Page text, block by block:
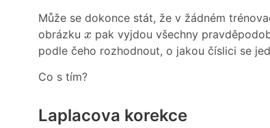
Může se dokonce stát, že v žádném
obrázku x
x pak vyjdou všechny
podle čeho rozhodnout, o jakou číslici se
Co s tím?
Laplacova korekce